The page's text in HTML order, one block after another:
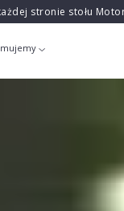
stronie stołu